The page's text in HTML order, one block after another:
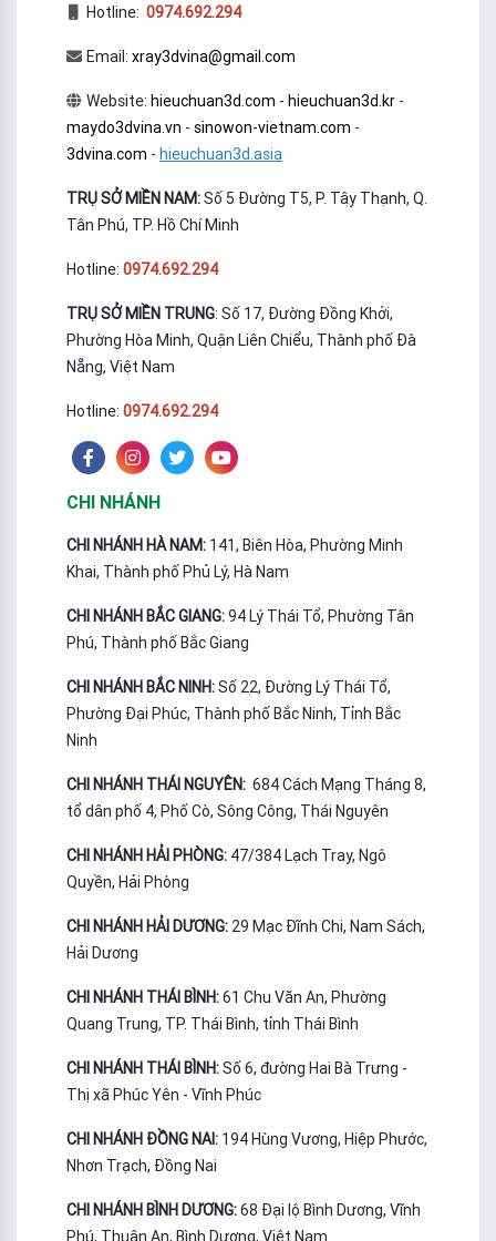
Hotline: 0974.692.294
Email: xray3dvina@gmail.com
Website: hieuchuan3d.com - hieuchuan3d.kr-
maydo3dvina.vn - sinowon-vietnam.com -
3dvina.com - hieuchuan3d.asia
TRỤ SỞ MIỀN NAM:Số 5 Đường T5, P. Tây Thạnh, Q.
Tân Phú, TP. Hồ Chí Minh
Hotline: 0974.692.294
TRỤ SỞ MIỀN TRUNG: Số 17, Đường Đồng Khởi,
Phường Hòa Minh, Quận Liên Chiểu, Thành phố Đà
Nẵng, Việt Nam
Hotline: 0974.692.294
CHI NHÁNH
CHI NHÁNH HÀ NAM: 141, Biên Hòa, Phường Minh
Khai, Thành phố Phủ Lý, Hà Nam
CHI NHÁNH BẮC GIANG:94 Lý Thái Tổ, Phường Tân
Phú, Thành phố Bắc Giang
CHI NHÁNH BẮC NINH:Số 22, Đường Lý Thái Tổ,
Phường Đại Phúc, Thành phố Bắc Ninh, Tỉnh Bắc
Ninh
CHI NHÁNH THÁI NGUYÊN: 684 Cách Mạng Tháng 8,
tổ dân phố 4, Phố Cò, Sông Công, Thái Nguyên
CHI NHÁNH HẢI PHÒNG: 47/384 Lạch Tray, Ngô
Quyền, Hải Phòng
CHI NHÁNH HẢI DƯƠNG: 29 Mạc Đĩnh Chi, Nam Sách,
Hải Dương
CHI NHÁNH THÁI BÌNH:61 Chu Văn An, Phường
Quang Trung, TP. Thái Bình, tỉnh Thái Bình
CHI NHÁNH THÁI BÌNH:Số 6, đường Hai Bà Trưng -
Thị xã Phúc Yên - Vĩnh Phúc
CHI NHÁNH ĐỒNG NAI: 194 Hùng Vương, Hiệp Phước,
Nhơn Trạch, Đồng Nai
CHI NHÁNH BÌNH DƯƠNG:68 Đại lộ Bình Dương, Vĩnh
Phú, Thuận An, Bình Dương, Việt Nam